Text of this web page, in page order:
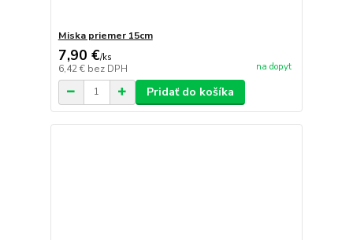
Miska priemer 15cm
7,90 €/ks
6,42 € bez DPH na dopyt
Pridať do košíka